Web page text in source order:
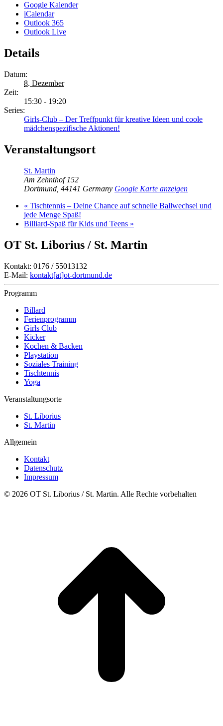
Google Kalender
iCalendar
Outlook 365
Outlook Live
Details
Datum:
8. Dezember
Zeit:
15:30 - 19:20
Series:
Girls-Club – Der Treffpunkt für kreative Ideen und coole
mädchenspezifische Aktionen!
Veranstaltungsort
St. Martin
Am Zehnthof 152
Dortmund 44141 Germany Google Karte anzeigen
« Tischtennis – Deine Chance auf schnelle Ballwechsel und
jede Menge Spaß!
Billiard-Spaß für Kids und Teens »
OT St. Liborius / St. Martin
Kontakt: 0176 / 55013132
E-Mail: kontakt[at]ot-dortmund.de
Programm
Billard
Ferienprogramm
Girls Club
Kicker
Kochen & Backen
Playstation
Soziales Training
Tischtennis
Yoga
Veranstaltungsorte
St. Liborius
St. Martin
Allgemein
Kontakt
Datenschutz
Impressum
© 2026 OT St. Liborius / St. Martin. Alle Rechte vorbehalten